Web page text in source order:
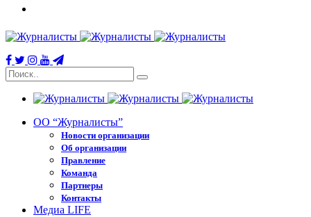
ОО “Журналисты”
Новости организации
Об организации
Правление
Команда
Партнеры
Контакты
Медиа LIFE